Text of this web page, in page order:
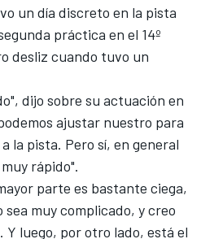
un día discreto en la pista
práctica en el 14º
desliz cuando tuvo un
dijo sobre su actuación en
ajustar nuestro para
la pista. Pero sí, en general
rápido".
parte es bastante ciega,
muy complicado, y creo
luego, por otro lado, está el